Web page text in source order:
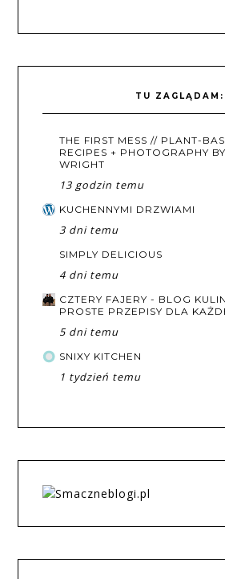
TU ZAGLĄDAM:
THE FIRST MESS // PLANT-
RECIPES + PHOTOGRAPHY
WRIGHT
13 godzin temu
KUCHENNYMI DRZWIAMI
3 dni temu
SIMPLY DELICIOUS
4 dni temu
CZTERY FAJERY - BLOG
PROSTE PRZEPISY DLA
5 dni temu
SNIXY KITCHEN
1 tydzień temu